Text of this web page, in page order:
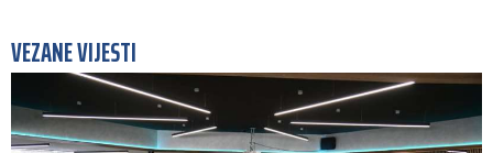
VEZANE VIJESTI